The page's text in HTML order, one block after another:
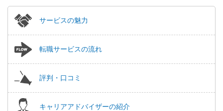
サービスの魅力
転職サービスの流れ
評判・口コミ
キャリアアドバイザーの紹介